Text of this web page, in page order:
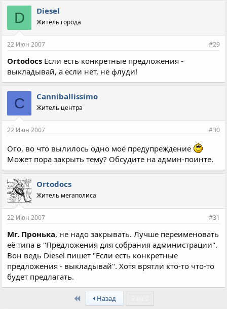
D Diesel
Житель города
22 Июн 2007 #29
Ortodocs Если есть конкретные предложения -
выкладывай, а если нет, не флуди!
C Canniballissimo
Житель центра
22 Июн 2007 #30
Ого, во что вылилось одно моё предупреждение
Может пора закрыть тему? Обсудите на админ-поинте.
Ortodocs
Житель мегаполиса
22 Июн 2007 #31
Mr. Пронька, не надо закрывать. Лучше переименовать
её типа в "Предложения для собрания администрации".
Вон ведь Diesel пишет "Если есть конкретные
предложения - выкладывай". Хотя врятли кто-то что-то
будет предлагать.
First Назад